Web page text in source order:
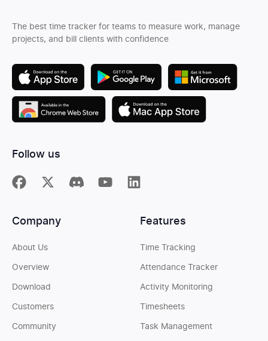
The best time tracker for teams to measure work, manage
projects, and bill clients with confidence
Follow us
Features
Time Tracking
Attendance Tracker
Activity Monitoring
Timesheets
Task Management
Company
About Us
Overview
Download
Customers
Community